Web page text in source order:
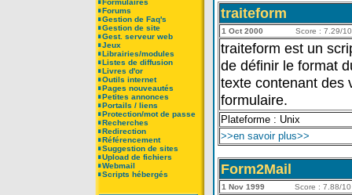
Formulaires
Forums
Gestion de Faq's
Gestion de site
Gest. serveur web
Jeux
Librairies/modules
Listes de diffusion
Livres d'or
Outils internet
Pages nouveautés
Petites annonces
Portails / liens
Protection/mot de passe
Recherches
Redirection
Référencement
Suggestion de sites
Upload de fichiers
Webmail
Scripts hébergés
traiteform
1 Oct 2000 Score : 7.29/
traiteform est un
de définir le format
texte contenant des
formulaire.
Plateforme : Unix
>>en savoir plus>>
Form2Mail
1 Nov 1999 Score : 7.88/